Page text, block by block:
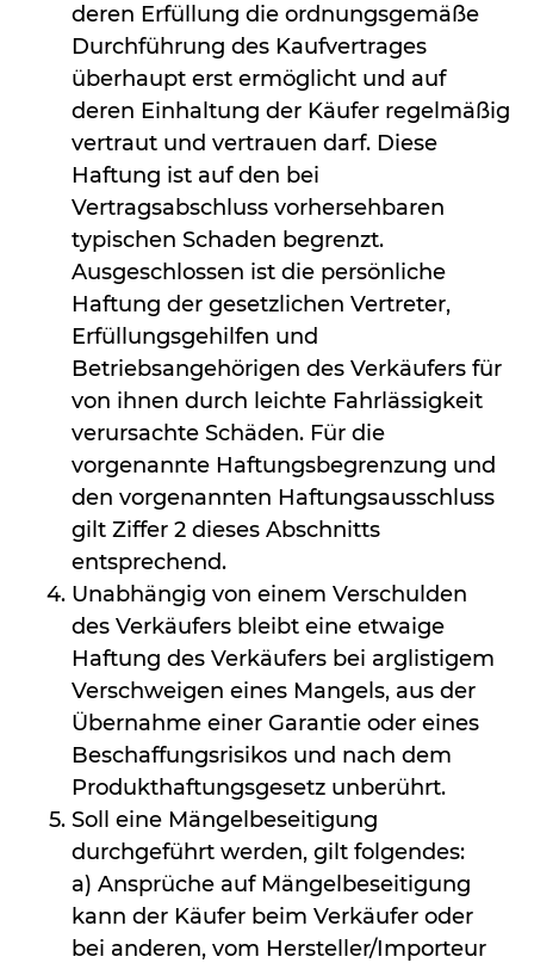
deren Erfüllung die ordnungsgemäße
Durchführung des Kaufvertrages
überhaupt erst ermöglicht und auf
deren Einhaltung der Käufer regelmäßig
vertraut und vertrauen darf. Diese
Haftung ist auf den bei
Vertragsabschluss vorhersehbaren
typischen Schaden begrenzt.
Ausgeschlossen ist die persönliche
Haftung der gesetzlichen Vertreter,
Erfüllungsgehilfen und
Betriebsangehörigen des Verkäufers für
von ihnen durch leichte Fahrlässigkeit
verursachte Schäden. Für die
vorgenannte Haftungsbegrenzung und
den vorgenannten Haftungsausschluss
gilt Ziffer 2 dieses Abschnitts
entsprechend.
Unabhängig von einem Verschulden
des Verkäufers bleibt eine etwaige
Haftung des Verkäufers bei arglistigem
Verschweigen eines Mangels, aus der
Übernahme einer Garantie oder eines
Beschaffungsrisikos und nach dem
Produkthaftungsgesetz unberührt.
Soll eine Mängelbeseitigung
durchgeführt werden, gilt folgendes:
a) Ansprüche auf Mängelbeseitigung
kann der Käufer beim Verkäufer oder
bei anderen, vom Hersteller/Importeur